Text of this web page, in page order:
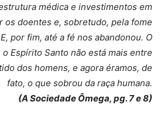
médica e investimentos em
os doentes e, sobretudo, pela fome
por fim, até a fé nos abandonou. O
o Espírito Santo não está mais entre
dos homens, e agora éramos, de
fato, o que sobrou da raça humana.
(A Sociedade Ômega, pg. 7 e 8)